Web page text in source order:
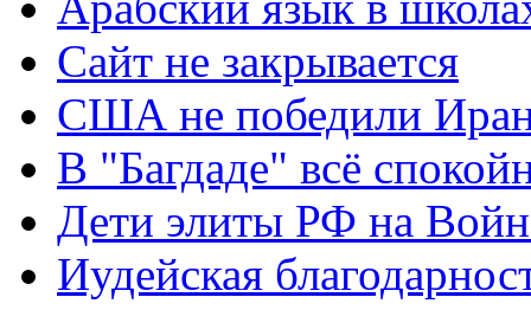
Сайт не закрывается
США не победили
В "Багдаде" всё
Дети элиты РФ на
Иудейская